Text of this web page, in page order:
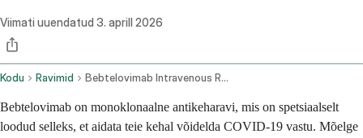
Viimati uuendatud 3. aprill 2026
Kodu Ravimid Bebtelovimab Intravenous Route
Bebtelovimab on monoklonaalne antikeharavi, mis on spetsiaalselt
loodud selleks, et aidata teie kehal võidelda COVID-19 vastu. Mõelge